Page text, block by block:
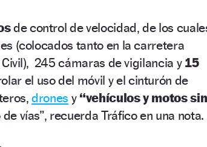
de control de velocidad, de los
(colocados tanto en la carretera
245 cámaras de vigilancia y 15
el uso del móvil y el cinturón de
drones y “vehículos y motos sin
vías”, recuerda Tráfico en una nota.